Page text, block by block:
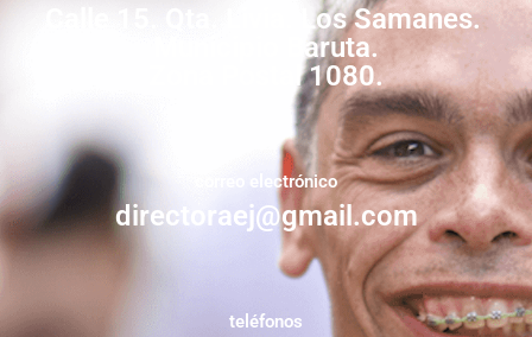
Calle 15. Qta. Livia. Los Samanes.
Municipio Baruta.
Zona Postal 1080.
correo electrónico
directoraej@gmail.com
teléfonos